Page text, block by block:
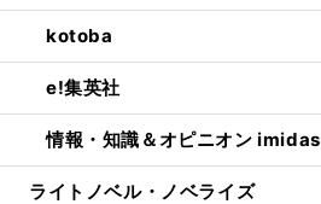
kotoba
e!集英社
情報・知識＆オピニオン imidas
ライトノベル・ノベライズ